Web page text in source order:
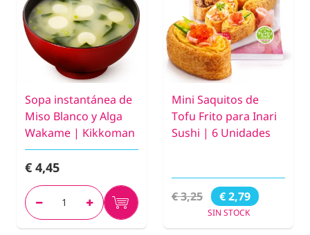
Sopa instantánea de
Miso Blanco y Alga
Wakame | Kikkoman
€ 4,45
Mini Saquitos de
Tofu Frito para Inari
Sushi | 6 Unidades
€ 3,25 € 2,79
SIN STOCK